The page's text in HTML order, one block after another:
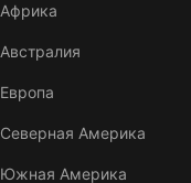
Африка
Австралия
Европа
Северная Америка
Южная Америка